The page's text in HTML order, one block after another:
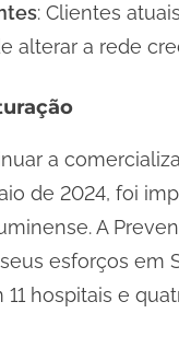
: Clientes
alterar a rede
a
de 2024, foi
A
esforços em
hospitais e